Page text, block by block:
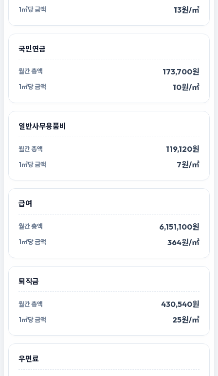
13원/㎡
국민연금
173,700원
10원/㎡
일반사무용품비
119,120원
7원/㎡
급여
6,151,100원
364원/㎡
퇴직금
430,540원
25원/㎡
우편료